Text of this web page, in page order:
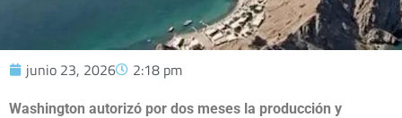
junio 23, 2026 2:18 pm
Washington autorizó por dos meses la producción y